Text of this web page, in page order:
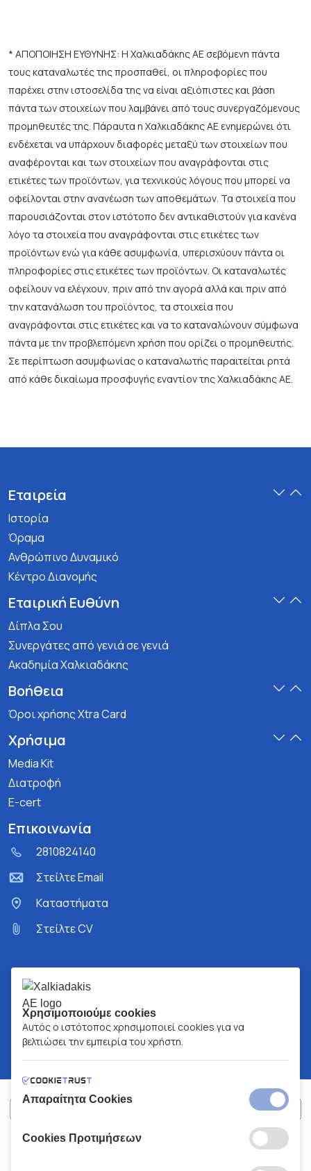
* ΑΠΟΠΟΙΗΣΗ ΕΥΘΥΝΗΣ: Η Χαλκιαδάκης ΑΕ σεβόμενη πάντα
τους καταναλωτές της προσπαθεί, οι πληροφορίες που
παρέχει στην ιστοσελίδα της να είναι αξιόπιστες και βάση
πάντα των στοιχείων που λαμβάνει από τους συνεργαζόμενους
προμηθευτές της. Πάραυτα η Χαλκιαδάκης ΑΕ ενημερώνει ότι
ενδέχεται να υπάρχουν διαφορές μεταξύ των στοιχείων που
αναφέρονται και των στοιχείων που αναγράφονται στις
ετικέτες των προϊόντων, για τεχνικούς λόγους που μπορεί να
οφείλονται στην ανανέωση των αποθεμάτων. Τα στοιχεία που
παρουσιάζονται στον ιστότοπο δεν αντικαθιστούν για κανένα
λόγο τα στοιχεία που αναγράφονται στις ετικέτες των
προϊόντων ενώ για κάθε ασυμφωνία, υπερισχύουν πάντα οι
πληροφορίες στις ετικέτες των προϊόντων. Οι καταναλωτές
οφείλουν να ελέγχουν, πριν από την αγορά αλλά και πριν από
την κατανάλωση του προϊόντος, τα στοιχεία που
αναγράφονται στις ετικέτες και να το καταναλώνουν σύμφωνα
πάντα με την προβλεπόμενη χρήση που ορίζει ο προμηθευτής.
Σε περίπτωση ασυμφωνίας ο καταναλωτής παραιτείται ρητά
από κάθε δικαίωμα προσφυγής εναντίον της Χαλκιαδάκης ΑΕ.
Εταιρεία
Ιστορία
Όραμα
Ανθρώπινο Δυναμικό
Κέντρο Διανομής
Εταιρική Ευθύνη
Δίπλα Σου
Συνεργάτες από γενιά σε γενιά
Ακαδημία Χαλκιαδάκης
Βοήθεια
Όροι χρήσης Xtra Card
Χρήσιμα
Media Kit
Διατροφή
E-cert
Επικοινωνία
2810824140
Στείλτε Email
Kαταστήματα
Στείλτε CV
ΧΑΛΚΙΑΔΑΚΗΣ Α.Ε.
Χρησιμοποιούμε cookies
Αυτός ο ιστότοπος χρησιμοποιεί cookies για να
βελτιώσει την εμπειρία του χρήστη.
Απαραίτητα Cookies
Cookies Προτιμήσεων